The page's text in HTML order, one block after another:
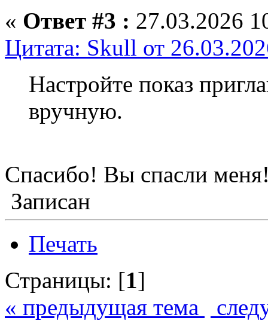
« Ответ #3 : 27.03.2026
Цитата: Skull от
Настройте показ
вручную.
Спасибо! Вы спасли
Записан
Печать
Страницы: [1]
« предыдущая тема